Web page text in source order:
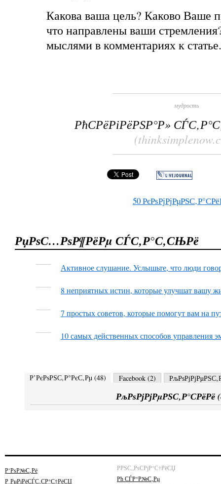
Какова ваша цель? Каково Ваше
что направлены ваши
мыслями в комментариях к статье.
мудрость
РћСРёРіРёРЅР°Р»
50
РџРѕС…РѕР¶РёРµ СЃС‚Р°С‚СЊРё
Активное слушание. Услышьте, что люди
8 неприятных истин, которые улучшат вашу
7 простых советов, которые помогут вам на
10 самых действенных способов управления
Р’РєРѕРЅС‚Р°РєС‚Рµ (48) Facebook (2)
РљРѕРјРјРµРЅС‚Р°СРёРё (
Р’РѕР№С‚Рё
Р РµРіРёСЃС‚СР°С†РёСЏ
РРЅС„РѕСРјР°С†РёСЏ
Рћ СЃР°Р№С‚Рµ